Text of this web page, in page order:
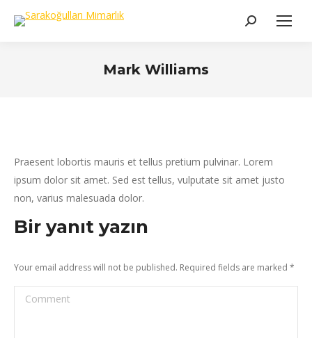
Search:
Mark Williams
Praesent lobortis mauris et tellus pretium pulvinar. Lorem
ipsum dolor sit amet. Sed est tellus, vulputate sit amet justo
non, varius malesuada dolor.
Bir yanıt yazın
Your email address will not be published. Required fields are marked *
Comment